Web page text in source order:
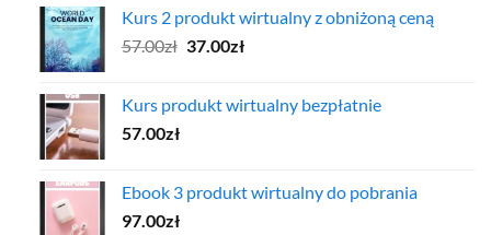
Kurs 2 produkt wirtualny z obniżoną ceną
57.00zł Pierwotna
57.00zł.
37.00złAktualna
37.00zł.
Kurs produkt wirtualny bezpłatnie
57.00zł
Ebook 3 produkt wirtualny do pobrania
97.00zł